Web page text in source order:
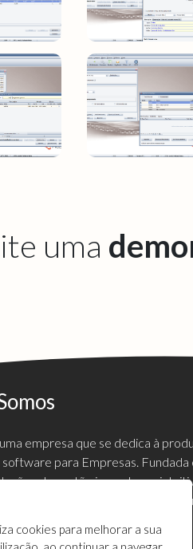
uma
empresa que se dedica à
para Empresas.
de gestão inovadoras,
de forma a satisfazer e
cookies para melhorar a sua